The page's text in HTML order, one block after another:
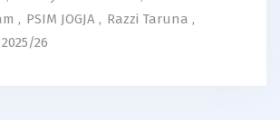
, PSIM JOGJA , Razzi Taruna ,
26